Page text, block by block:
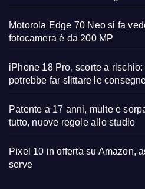
Motorola Edge 70 Neo si fa
fotocamera è da 200 MP
iPhone 18 Pro, scorte a
potrebbe far slittare le
Patente a 17 anni, multe e
tutto, nuove regole allo studio
Pixel 10 in offerta su Amazon,
serve